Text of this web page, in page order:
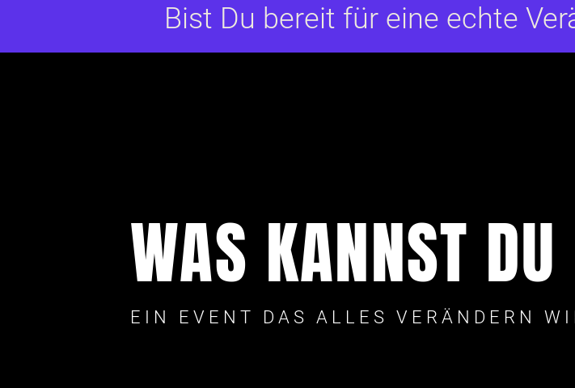
Bist Du bereit für eine echte
WAS KANNST
EIN EVENT DAS ALLES VERÄNDERN